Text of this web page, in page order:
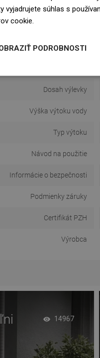
Zátka v balení
S termostatom
Dosah výlevky
Výška výtoku vody
Typ výtoku
Návod na použitie
Informácie o bezpečnosti
Podmienky záruky
Certifikát PZH
Výrobca
14967
vyjadrujete súhlas s
cookie.
PODROBNOSTI